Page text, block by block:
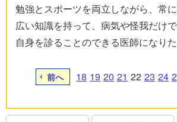
勉強とスポーツを両立しながら、常
広い知識を持って、病気や怪我だけ
自身を診ることのできる医師になりた
前へ 18 19 20 21 22 23 24